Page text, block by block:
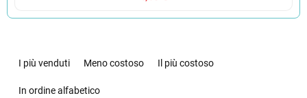
I più venduti Meno costoso Il più costoso
In ordine alfabetico